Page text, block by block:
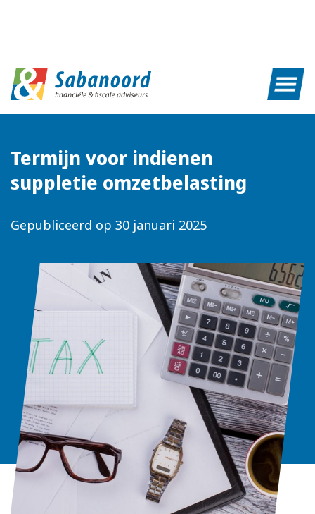
Termijn voor indienen
suppletie omzetbelasting
Gepubliceerd op 30 januari 2025